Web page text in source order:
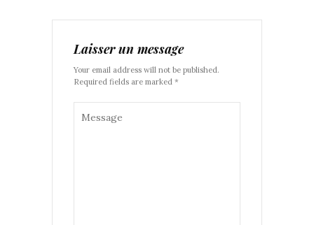
Laisser un message
Your email address will not be published.
Required fields are marked *